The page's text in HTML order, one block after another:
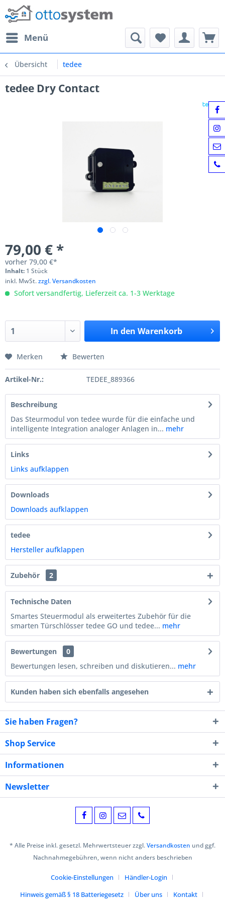
Menü
Übersicht tedee
tedee Dry Contact
79,00 € *
vorher 79,00 €*
Inhalt: 1 Stück
inkl. MwSt.zzgl. Versandkosten
Sofort versandfertig, Lieferzeit ca. 1-3 Werktage
In den Warenkorb
Merken Bewerten
Artikel-Nr.: TEDEE_889366
Beschreibung
Das Steurmodul von tedee wurde für die einfache und
intelligente Integration analoger Anlagen in... mehr
Links
Links aufklappen
Downloads
Downloads aufklappen
tedee
Hersteller aufklappen
Zubehör 2
Technische Daten
Smartes Steuermodul als erweitertes Zubehör für die
smarten Türschlösser tedee GO und tedee... mehr
Bewertungen
0
Bewertungen lesen, schreiben und diskutieren... mehr
Kunden haben sich ebenfalls angesehen
Sie haben Fragen?
Shop Service
Informationen
Newsletter
* Alle Preise inkl. gesetzl. Mehrwertsteuer zzgl.Versandkosten und ggf.
Nachnahmegebühren, wenn nicht anders beschrieben
Cookie-Einstellungen
Händler-Login
Hinweis gemäß § 18 Batteriegesetz
Über uns Kontakt